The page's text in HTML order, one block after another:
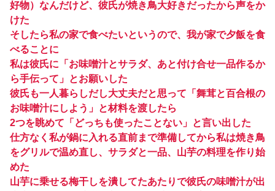
好物）なんだけど、彼氏が焼き鳥大好きだったから声をか
けた
そしたら私の家で食べたいというので、我が家で夕飯を食
べることに
私は彼氏に「お味噌汁とサラダ、あと付け合せ一品作るか
ら手伝って」とお願いした
彼氏も一人暮らしだし大丈夫だと思って「舞茸と百合根の
お味噌汁にしよう」と材料を渡したら
2つを眺めて「どっちも使ったことない」と言い出した
仕方なく私が鍋に入れる直前まで準備してから私は焼き鳥
をグリルで温め直し、サラダと一品、山芋の料理を作り始
めた
山芋に乗せる梅干しを潰してたあたりで彼氏の味噌汁が出